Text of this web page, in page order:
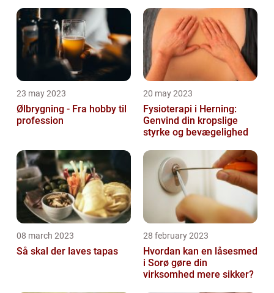
23 may 2023
Ølbrygning - Fra hobby til
profession
20 may 2023
Fysioterapi i Herning:
Genvind din kropslige
styrke og bevægelighed
08 march 2023
Så skal der laves tapas
28 february 2023
Hvordan kan en låsesmed
i Sorø gøre din
virksomhed mere sikker?